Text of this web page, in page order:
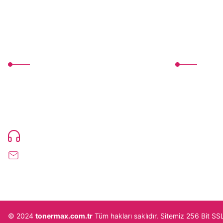
© 2024 tonermax.com.tr Tüm hakları saklıdır. Sitemiz 256 Bit